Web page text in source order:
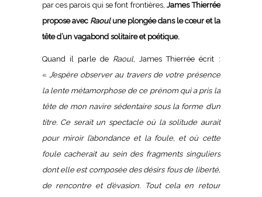
par ces parois qui se font frontières,James Thierrée
propose avec Raoulune plongée dans le cœur et la
tête d’un vagabond solitaire et poétique.
Quand il parle de Raoul, James Thierrée écrit :
« J’espère observer au travers de votre présence
la lente métamorphose de ce prénom qui a pris la
tête de mon navire sédentaire sous la forme d’un
titre. Ce serait un spectacle où la solitude aurait
pour miroir l’abondance et la foule, et où cette
foule cacherait au sein des fragments singuliers
dont elle est composée des désirs fous de liberté,
de rencontre et d’évasion. Tout cela en retour